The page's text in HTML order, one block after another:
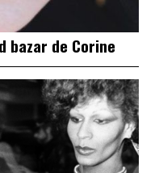
bazar de Corine